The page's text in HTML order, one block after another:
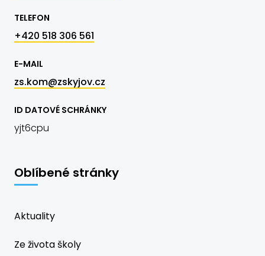
TELEFON
+420 518 306 561
E-MAIL
zs.kom@zskyjov.cz
ID DATOVÉ SCHRÁNKY
yjt6cpu
Oblíbené stránky
Aktuality
Ze života školy